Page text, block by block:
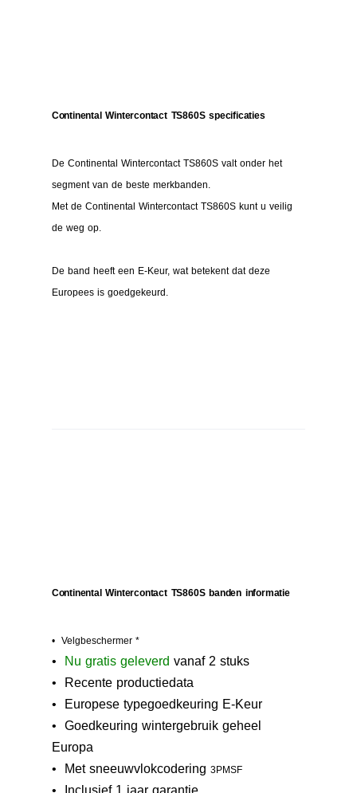
Continental Wintercontact TS860S specificaties
De Continental Wintercontact TS860S valt onder het
segment van de beste merkbanden.
Met de Continental Wintercontact TS860S kunt u veilig
de weg op.
De band heeft een E-Keur, wat betekent dat deze
Europees is goedgekeurd.
Continental Wintercontact TS860S banden informatie
• Velgbeschermer *
• N u gratis geleverd vanaf 2 stuks
• Recente productiedata
• Europese typegoedkeuring E-Keur
• Goedkeuring wintergebruik geheel
Europa
• Met sneeuwvlokcodering 3PMSF